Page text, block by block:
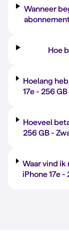
Wanneer
Hoe
Hoelang
17e - 256 GB
Hoeveel
256 GB-
Waar vind
iPhone 17e -